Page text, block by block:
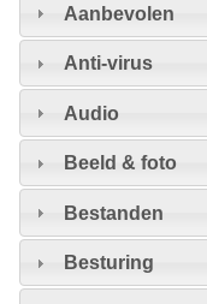
Aanbevolen
Anti-virus
Audio
Beeld & foto
Bestanden
Besturing